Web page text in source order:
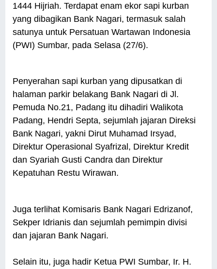
1444 Hijriah. Terdapat enam ekor sapi kurban
yang dibagikan Bank Nagari, termasuk salah
satunya untuk Persatuan Wartawan Indonesia
(PWI) Sumbar, pada Selasa (27/6).
Penyerahan sapi kurban yang dipusatkan di
halaman parkir belakang Bank Nagari di Jl.
Pemuda No.21, Padang itu dihadiri Walikota
Padang, Hendri Septa, sejumlah jajaran Direksi
Bank Nagari, yakni Dirut Muhamad Irsyad,
Direktur Operasional Syafrizal, Direktur Kredit
dan Syariah Gusti Candra dan Direktur
Kepatuhan Restu Wirawan.
Juga terlihat Komisaris Bank Nagari Edrizanof,
Sekper Idrianis dan sejumlah pemimpin divisi
dan jajaran Bank Nagari.
Selain itu, juga hadir Ketua PWI Sumbar, Ir. H.